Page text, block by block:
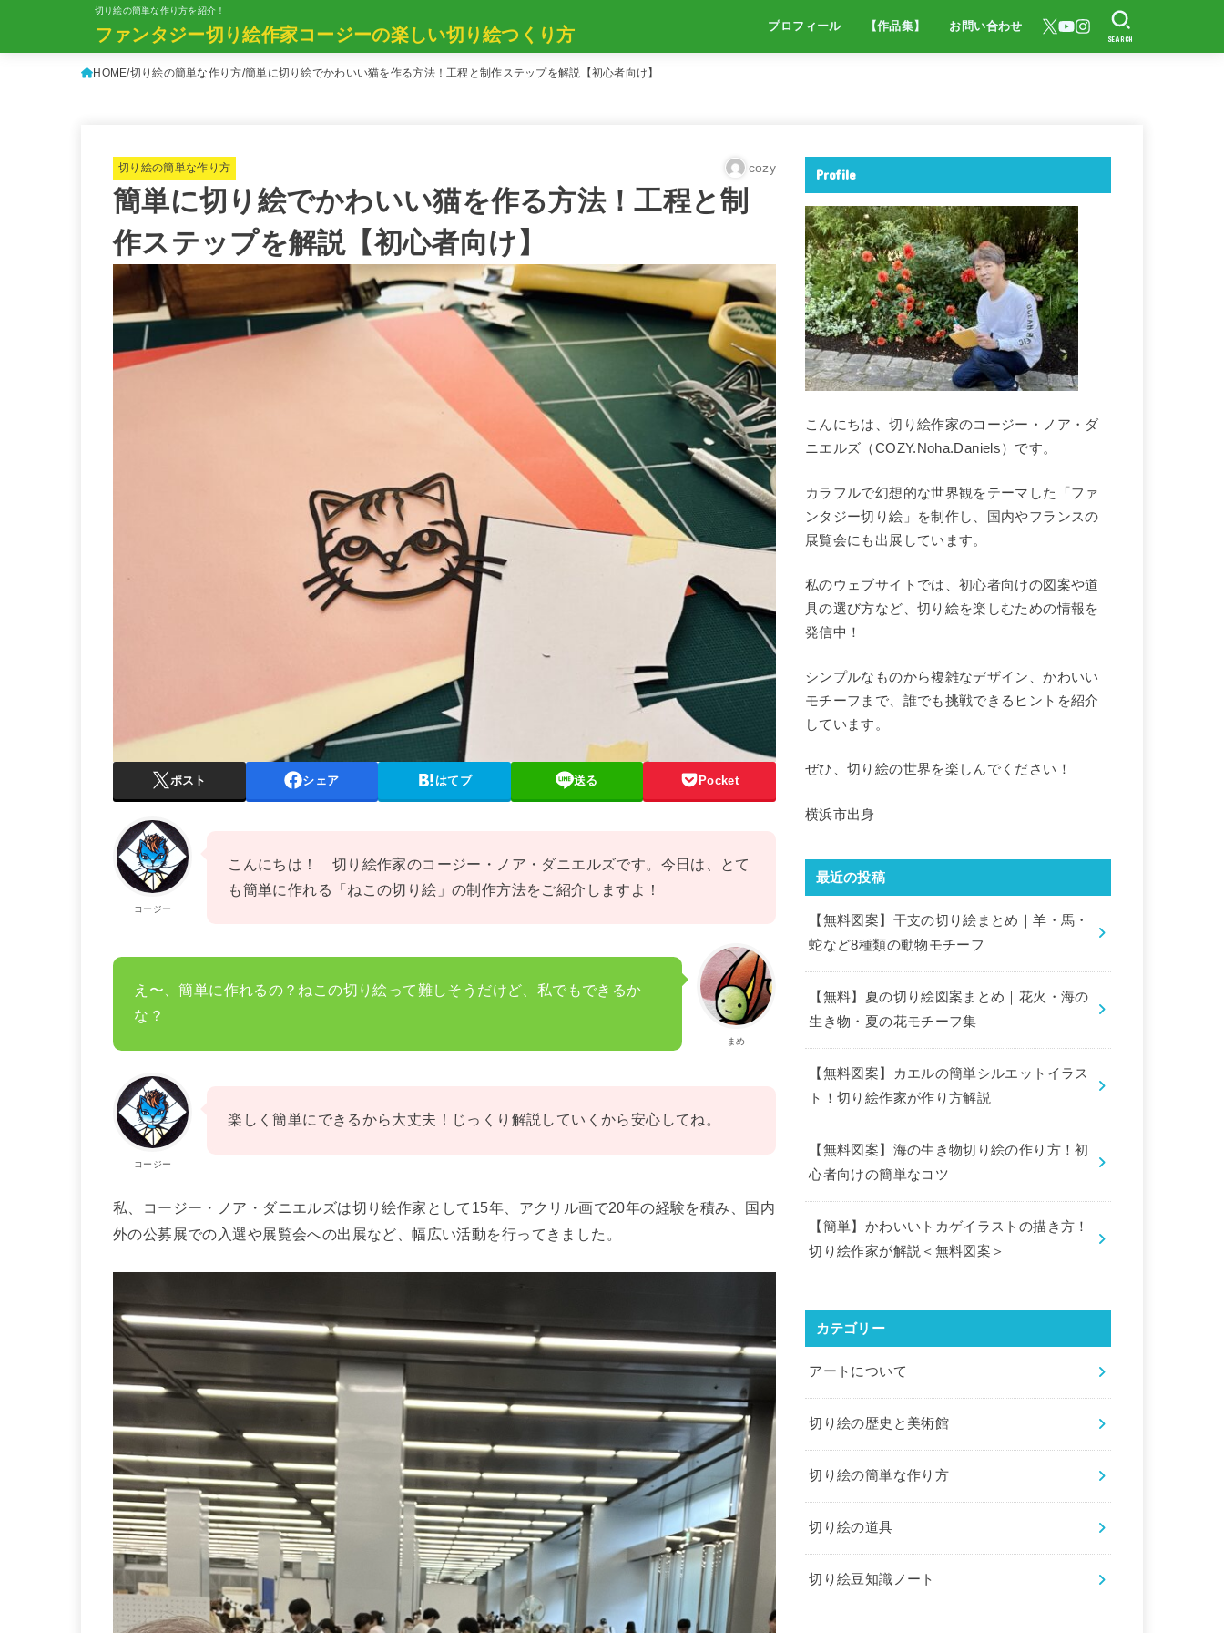
切り絵の簡単な作り方を紹介！
ファンタジー切り絵作家コージーの楽しい切り絵つくり方 プロフィール 【作品集】 お問い合わせ
SEARCH
HOME 切り絵の簡単な作り方 簡単に切り絵でかわいい猫を作る方法！工程と制作ステップを解説【初心者向け】
切り絵の簡単な作り方 cozy
簡単に切り絵でかわいい猫を作る方法！工程と制
作ステップを解説【初心者向け】
ポスト シェア はてブ 送る Pocket
コージー
こんにちは！ 切り絵作家のコージー・ノア・ダニエルズです。今日は、とて
も簡単に作れる「ねこの切り絵」の制作方法をご紹介しますよ！
まめ
え〜、簡単に作れるの？ねこの切り絵って難しそうだけど、私でもできるか
な？
コージー
楽しく簡単にできるから大丈夫！じっくり解説していくから安心してね。
私、コージー・ノア・ダニエルズは切り絵作家として15年、アクリル画で20年の経験を積み、国内
外の公募展での入選や展覧会への出展など、幅広い活動を行ってきました。
Profile
こんにちは、切り絵作家のコージー・ノア・ダ
ニエルズ（COZY.Noha.Daniels）です。
カラフルで幻想的な世界観をテーマした「ファ
ンタジー切り絵」を制作し、国内やフランスの
展覧会にも出展しています。
私のウェブサイトでは、初心者向けの図案や道
具の選び方など、切り絵を楽しむための情報を
発信中！
シンプルなものから複雑なデザイン、かわいい
モチーフまで、誰でも挑戦できるヒントを紹介
しています。
ぜひ、切り絵の世界を楽しんでください！
横浜市出身
最近の投稿
【無料図案】干支の切り絵まとめ｜羊・馬・
蛇など8種類の動物モチーフ
【無料】夏の切り絵図案まとめ｜花火・海の
生き物・夏の花モチーフ集
【無料図案】カエルの簡単シルエットイラス
ト！切り絵作家が作り方解説
【無料図案】海の生き物切り絵の作り方！初
心者向けの簡単なコツ
【簡単】かわいいトカゲイラストの描き方！
切り絵作家が解説＜無料図案＞
カテゴリー
アートについて
切り絵の歴史と美術館
切り絵の簡単な作り方
切り絵の道具
切り絵豆知識ノート